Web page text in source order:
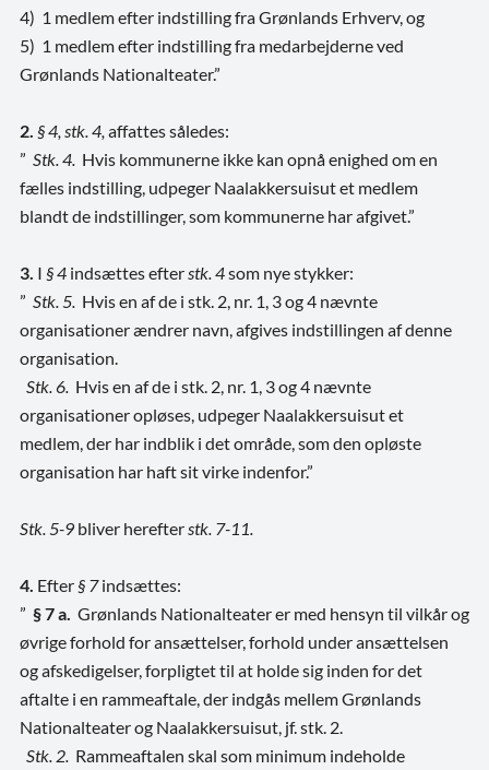
4) 1 medlem efter indstilling fra Grønlands Erhverv, og
5) 1 medlem efter indstilling fra medarbejderne ved
Grønlands Nationalteater.”
2. § 4, stk. 4, affattes således:
” Stk. 4. Hvis kommunerne ikke kan opnå enighed om en
fælles indstilling, udpeger Naalakkersuisut et medlem
blandt de indstillinger, som kommunerne har afgivet.”
3. I § 4 indsættes efter stk. 4som nye stykker:
” Stk. 5. Hvis en af de i stk. 2, nr. 1, 3 og 4 nævnte
organisationer ændrer navn, afgives indstillingen af denne
organisation.
Stk. 6. Hvis en af de i stk. 2, nr. 1, 3 og 4 nævnte
organisationer opløses, udpeger Naalakkersuisut et
medlem, der har indblik i det område, som den opløste
organisation har haft sit virke indenfor.”
Stk. 5-9 bliver herefter stk. 7-11.
4. Efter § 7indsættes:
” § 7 a. Grønlands Nationalteater er med hensyn til vilkår og
øvrige forhold for ansættelser, forhold under ansættelsen
og afskedigelser, forpligtet til at holde sig inden for det
aftalte i en rammeaftale, der indgås mellem Grønlands
Nationalteater og Naalakkersuisut, jf. stk. 2.
Stk. 2. Rammeaftalen skal som minimum indeholde